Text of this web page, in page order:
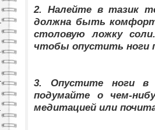
2. Налейте в тазик
должна быть
столовую ложку
чтобы опустить ноги
3. Опустите ноги в
подумайте о чем-
медитацией или